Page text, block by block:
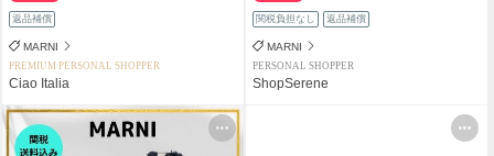
返品補償
MARNI
PREMIUM PERSONAL SHOPPER
Ciao Italia
関税負担なし 返品補償
MARNI
PERSONAL SHOPPER
ShopSerene